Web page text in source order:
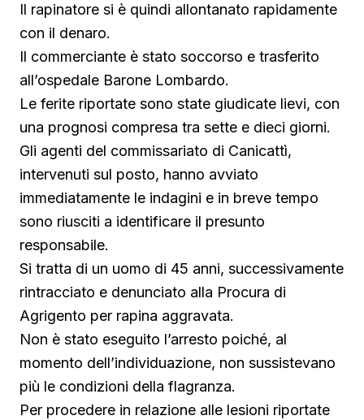
Il rapinatore si è quindi allontanato rapidamente
con il denaro.
Il commerciante è stato soccorso e trasferito
all’ospedale Barone Lombardo.
Le ferite riportate sono state giudicate lievi, con
una prognosi compresa tra sette e dieci giorni.
Gli agenti del commissariato di Canicattì,
intervenuti sul posto, hanno avviato
immediatamente le indagini e in breve tempo
sono riusciti a identificare il presunto
responsabile.
Si tratta di un uomo di 45 anni, successivamente
rintracciato e denunciato alla Procura di
Agrigento per rapina aggravata.
Non è stato eseguito l’arresto poiché, al
momento dell’individuazione, non sussistevano
più le condizioni della flagranza.
Per procedere in relazione alle lesioni riportate